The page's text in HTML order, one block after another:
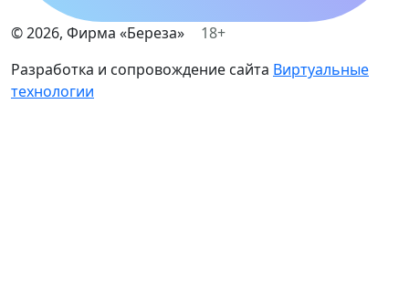
©2026, Фирма «Береза»
18+
Разработка и сопровождение сайта Виртуальные
технологии